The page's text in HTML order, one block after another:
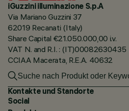
iGuzzini illuminazione S.p.A
Via Mariano Guzzini 37
62019 Recanati (Italy)
Share Capital €21.050.000,00 i.v.
VAT N. and R.I. : (IT)00082630435
CCIAA Macerata, R.E.A. 40632
Kontakte und Standorte
Social